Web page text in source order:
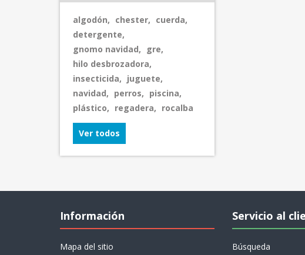
algodón, chester, cuerda,
detergente,
gnomo navidad, gre,
hilo desbrozadora,
insecticida, juguete,
navidad, perros, piscina,
plástico, regadera, rocalba
Ver todos
Información
Mapa del sitio
Servicio al
Búsqueda